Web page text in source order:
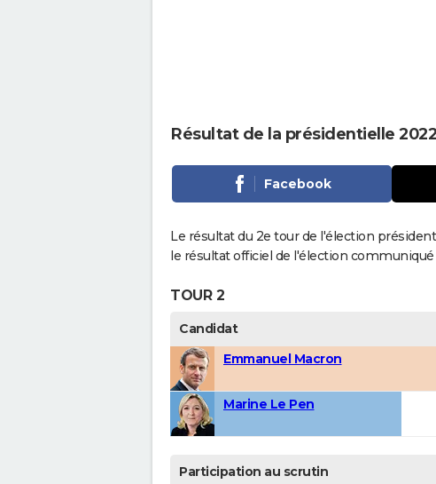
Résultat de la présidentielle
Facebook
Le résultat du 2e tour de l'élection
le résultat officiel de l'élection
TOUR 2
Candidat
Emmanuel Macron
Marine Le Pen
Participation au scrutin